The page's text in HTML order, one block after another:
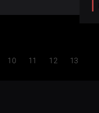
10 11 12 13